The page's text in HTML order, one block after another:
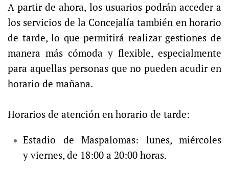
A partir de ahora, los usuarios podrán acceder a
los servicios de la Concejalía también en horario
de tarde, lo que permitirá realizar gestiones de
manera más cómoda y flexible, especialmente
para aquellas personas que no pueden acudir en
horario de mañana.
Horarios de atención en horario de tarde:
Estadio de Maspalomas: lunes, miércoles
yviernes, de 18:00 a 20:00 horas.